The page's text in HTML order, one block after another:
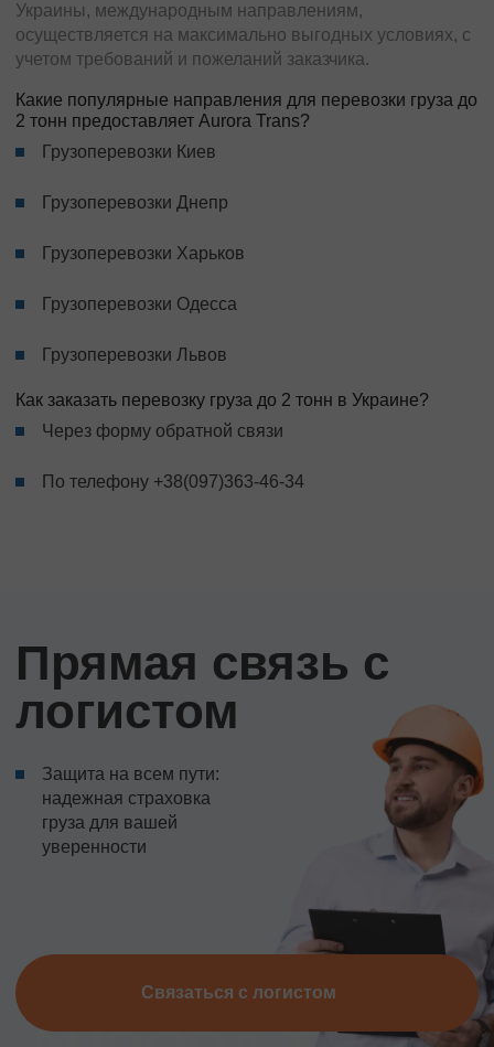
Украины, международным направлениям,
осуществляется на максимально выгодных условиях, с
учетом требований и пожеланий заказчика.
Какие популярные направления для перевозки груза до
2 тонн предоставляет Aurora Trans?
Грузоперевозки Киев
Грузоперевозки Днепр
Грузоперевозки Харьков
Грузоперевозки Одесса
Грузоперевозки Львов
Как заказать перевозку груза до 2 тонн в Украине?
Через форму обратной связи
По телефону +38(097)363-46-34
Прямая связь с
логистом
Защита на всем пути:
надежная страховка
груза для вашей
уверенности
Связаться с логистом